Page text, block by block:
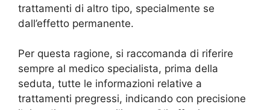
trattamenti di altro tipo, specialmente se
dall’effetto permanente.
Per questa ragione, si raccomanda di riferire
sempre al medico specialista, prima della
seduta, tutte le informazioni relative a
trattamenti pregressi, indicando con precisione